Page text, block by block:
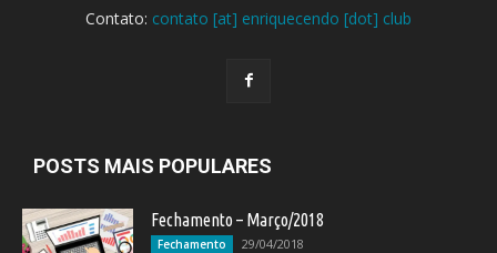
Contato: contato [at] enriquecendo [dot] club
POSTS MAIS POPULARES
Fechamento – Março/2018
Fechamento 29/04/2018